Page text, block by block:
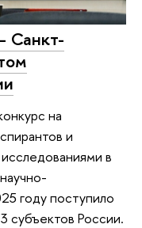
на
и
в
году поступило
субъектов России.